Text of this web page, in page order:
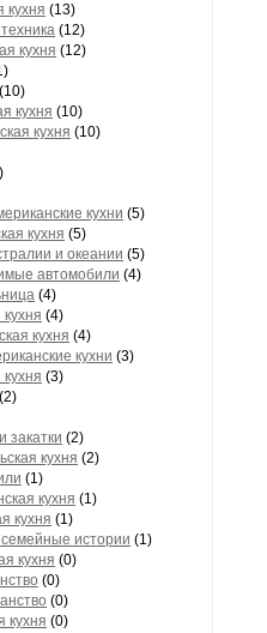
кухня (13)
(12)
кухня (12)
(10)
кухня (10)
кухня (10)
кухни (5)
кухня (5)
и океании (5)
автомобили (4)
(4)
(4)
кухня (4)
кухни (3)
(3)
(2)
закатки (2)
кухня (2)
(1)
кухня (1)
кухня (1)
истории (1)
кухня (0)
(0)
(0)
кухня (0)